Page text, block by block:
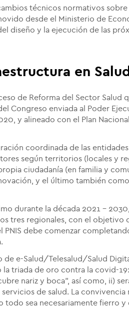
técnicos normativos
desde el Ministerio de
diseño y la ejecución de las
en
de Reforma del Sector Salud
Congreso enviada al Poder
y alineado con el Plan
coordinada de las
según territorios (locales y
ciudadanía (en familia y
y el último también
durante la década 2021 -
tres regionales, con el objetivo
PNIS debe comenzar
de e-Salud/Telesalud/Salud
triada de oro contra la covid-
nariz y boca", así como, ii)
de salud. La
todo sea necesariamente fierro y